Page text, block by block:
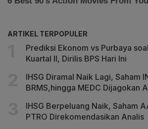
ARTIKEL TERPOPULER
Prediksi Ekonom vs Purbaya
Kuartal II, Dirilis BPS Hari Ini
IHSG Diramal Naik Lagi, Saham
BRMS,hingga MEDC Dijagokan
IHSG Berpeluang Naik, Saham
PTRO Direkomendasikan Analis